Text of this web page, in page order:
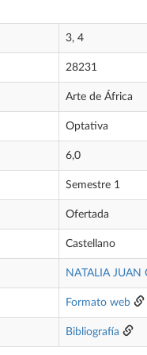
3, 4
28231
Arte de África
Optativa
6,0
Semestre 1
Ofertada
Castellano
NATALIA JUAN
Formato web
Bibliografía